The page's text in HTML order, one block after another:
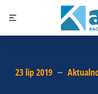
23 lip 2019